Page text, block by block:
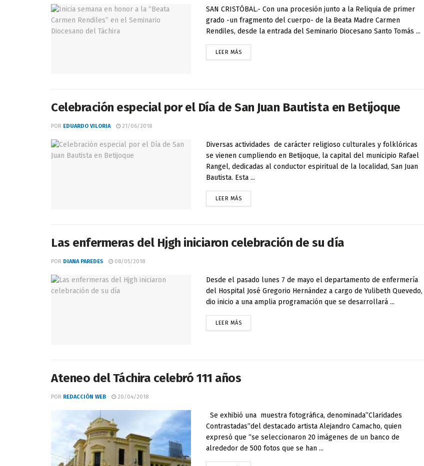
SAN CRISTÓBAL.- Con una procesión junto a la Reliquia de primer
grado -un fragmento del cuerpo- de la Beata Madre Carmen
Rendiles, desde la entrada del Seminario Diocesano Santo Tomás ...
LEER MÁS
Celebración especial por el Día de San Juan Bautista en Betijoque
POR EDUARDO VILORIA 21/06/2018
Diversas actividades de carácter religioso culturales y folklóricas
se vienen cumpliendo en Betijoque, la capital del municipio Rafael
Rangel, dedicadas al conductor espiritual de la localidad, San Juan
Bautista. Esta ...
LEER MÁS
Las enfermeras del Hjgh iniciaron celebración de su día
POR DIANA PAREDES 08/05/2018
Desde el pasado lunes 7 de mayo el departamento de enfermería
del Hospital José Gregorio Hernández a cargo de Yulibeth Quevedo,
dio inicio a una amplia programación que se desarrollará ...
LEER MÁS
Ateneo del Táchira celebró 111 años
POR REDACCIÓN WEB 20/04/2018
Se exhibió una muestra fotográfica, denominada”Claridades
Contrastadas”del destacado artista Alejandro Camacho, quien
expresó que “se seleccionaron 20 imágenes de un banco de
alrededor de 500 fotos que se han ...